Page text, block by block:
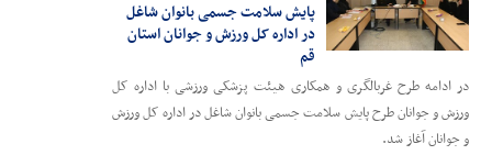
پایش سلامت جسمی بانوان شاغل
در اداره کل ورزش و جوانان استان
قم
در ادامه طرح غربالگری و همکاری هیئت پزشکی ورزشی با اداره کل
ورزش و جوانان طرح پایش سلامت جسمی بانوان شاغل در اداره کل ورزش
و جوانان آغاز شد.